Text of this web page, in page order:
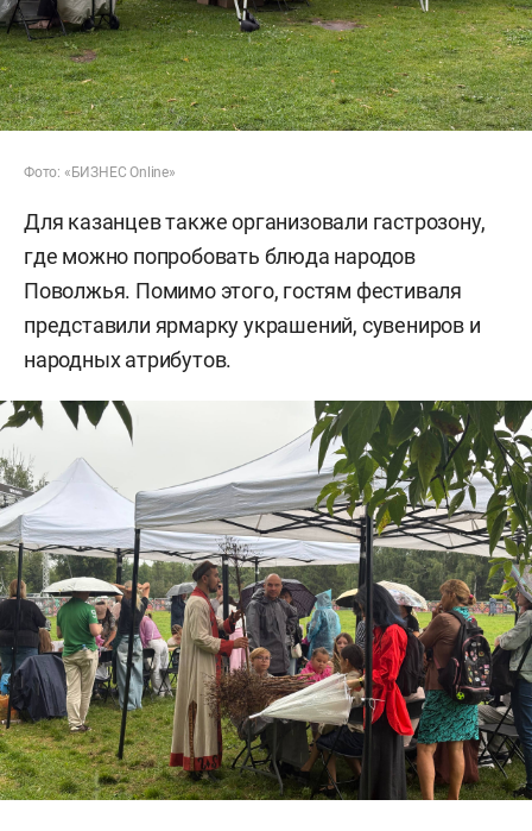
Фото: «БИЗНЕС Online»
Для казанцев также организовали гастрозону,
где можно попробовать блюда народов
Поволжья. Помимо этого, гостям фестиваля
представили ярмарку украшений, сувениров и
народных атрибутов.